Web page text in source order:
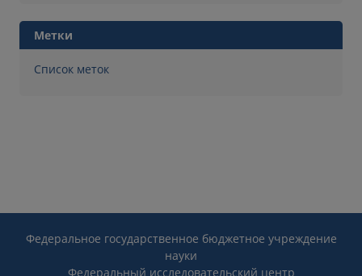
Метки
Список меток
Федеральное государственное бюджетное учреждение
науки
Федеральный исследовательский центр